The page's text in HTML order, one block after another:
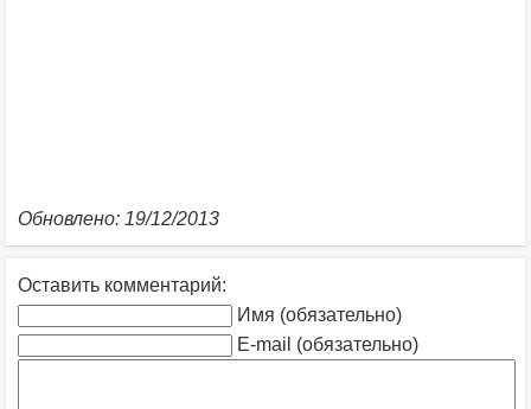
Обновлено: 19/12/2013
Оставить комментарий:
Имя (обязательно)
E-mail (обязательно)